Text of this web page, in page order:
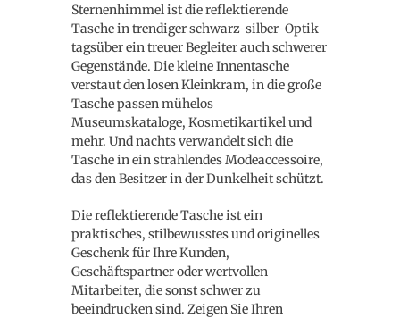
Sternenhimmel ist die reflektierende
Tasche in trendiger schwarz-silber-Optik
tagsüber ein treuer Begleiter auch schwerer
Gegenstände. Die kleine Innentasche
verstaut den losen Kleinkram, in die große
Tasche passen mühelos
Museumskataloge, Kosmetikartikel und
mehr. Und nachts verwandelt sich die
Tasche in ein strahlendes Modeaccessoire,
das den Besitzer in der Dunkelheit schützt.
Die reflektierende Tasche ist ein
praktisches, stilbewusstes und originelles
Geschenk für Ihre Kunden,
Geschäftspartner oder wertvollen
Mitarbeiter, die sonst schwer zu
beeindrucken sind. Zeigen Sie Ihren